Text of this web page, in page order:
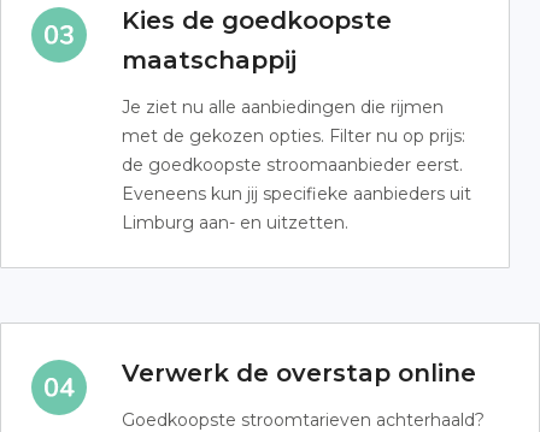
Kies de goedkoopste
maatschappij
Je ziet nu alle aanbiedingen die rijmen
met de gekozen opties. Filter nu op prijs:
de goedkoopste stroomaanbieder eerst.
Eveneens kun jij specifieke aanbieders uit
Limburg aan- en uitzetten.
Verwerk de overstap online
Goedkoopste stroomtarieven achterhaald?